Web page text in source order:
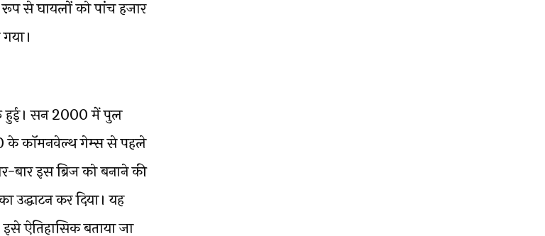
से घायलों को पांच हजार
हुई। सन 2000 में पुल
के कॉमनवेल्थ गेम्स से पहले
बार इस ब्रिज को बनाने की
उद्धाटन कर दिया। यह
ऐतिहासिक बताया जा